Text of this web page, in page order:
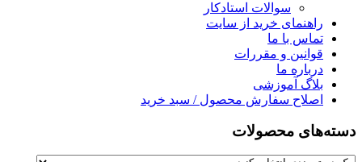
سوالات استادکار
راهنمای خرید از سایت
تماس با ما
قوانین و مقررات
درباره ما
بلاگ آموزشی
اصلاح سفارش محصول / سبد خرید
دسته‌های محصولات